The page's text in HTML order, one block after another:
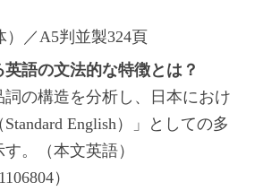
）／A5判並製324頁
英語の文法的な特徴とは？
の構造を分析し、日本におけ
English）」としての多
。（本文英語）
）